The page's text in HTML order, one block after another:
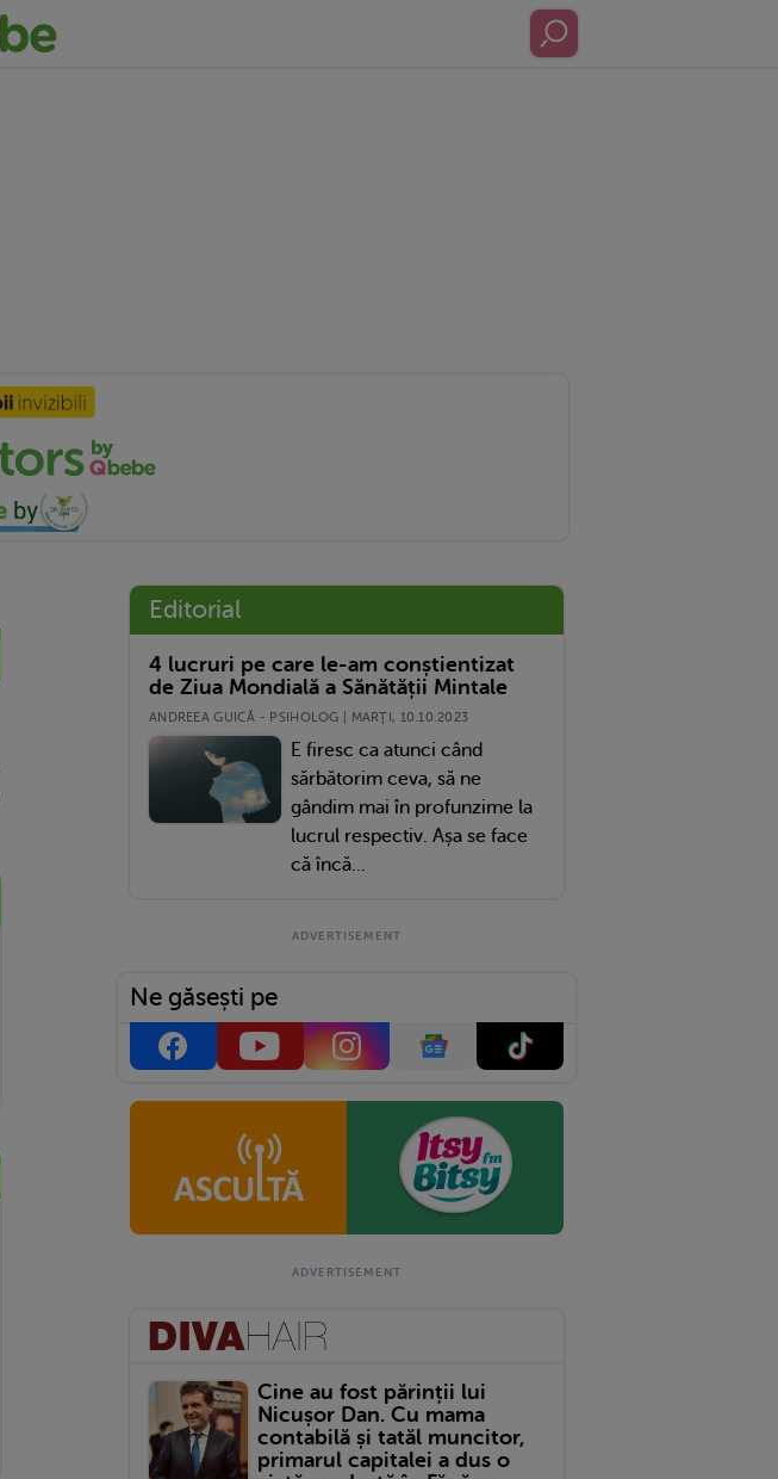
Editorial
4 lucruri pe care le-am conștientizat
de Ziua Mondială a Sănătății Mintale
ANDREEA GUICĂ - PSIHOLOG | MARŢI, 10.10.2023
E firesc ca atunci când
sărbătorim ceva, să ne
gândim mai în profunzime la
lucrul respectiv. Așa se face
că încă...
Ne găsești pe
Cine au fost părinții lui
Nicușor Dan. Cu mama
contabilă și tatăl muncitor,
primarul capitalei a dus o